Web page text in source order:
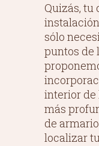
Quizás, tu
sólo
puntos de
interior de
más
de
localizar